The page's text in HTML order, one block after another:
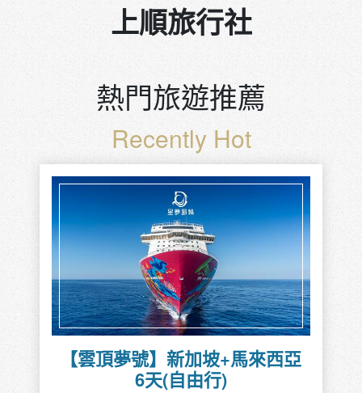
上順旅行社
熱門旅遊推薦
Recently Hot
【雲頂夢號】新加坡+馬來西亞
6天(自由行)